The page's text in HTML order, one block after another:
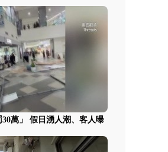
萬」 假日湧人潮、客人曝